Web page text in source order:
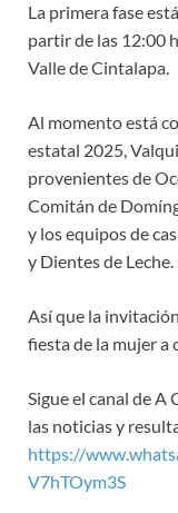
La primera fase
partir de las 12:00
Valle de Cintalapa.
Al momento está
estatal 2025,
provenientes de
Comitán de
y los equipos de
y Dientes de Leche.
Así que la
fiesta de la mujer a
Sigue el canal de
las noticias y
https://
V7hTOym3S